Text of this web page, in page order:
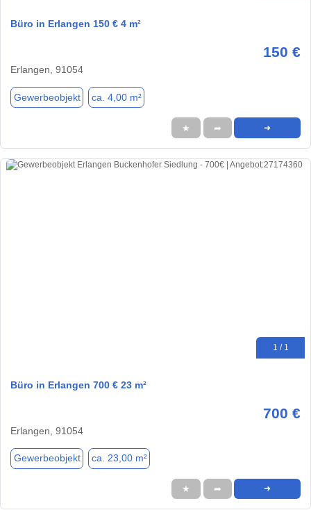
Büro in Erlangen 150 € 4 m²
150 €
Erlangen, 91054
Gewerbeobjekt ca. 4,00 m²
★ ➦ ➜
1 / 1
Büro in Erlangen 700 € 23 m²
700 €
Erlangen, 91054
Gewerbeobjekt ca. 23,00 m²
★ ➦ ➜